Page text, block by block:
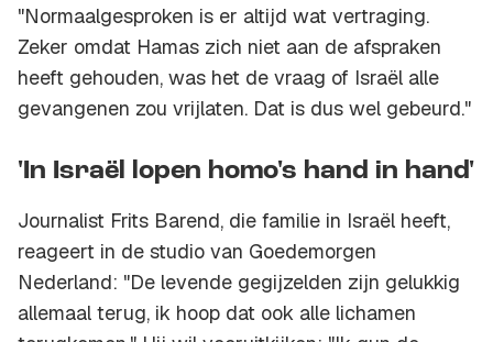
"Normaalgesproken is er altijd wat vertraging.
Zeker omdat Hamas zich niet aan de afspraken
heeft gehouden, was het de vraag of Israël alle
gevangenen zou vrijlaten. Dat is dus wel gebeurd."
'In Israël lopen homo's hand in hand'
Journalist Frits Barend, die familie in Israël heeft,
reageert in de studio van Goedemorgen
Nederland: "De levende gegijzelden zijn gelukkig
allemaal terug, ik hoop dat ook alle lichamen